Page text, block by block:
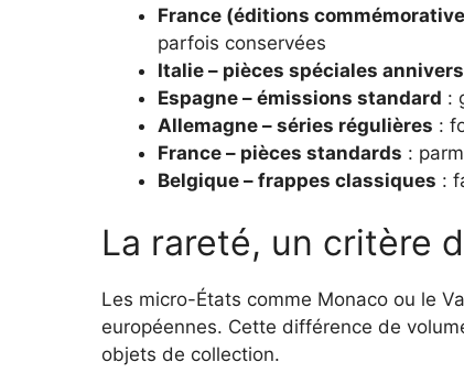
France (éditions
parfois conservées
Italie – pièces spéciales
Espagne – émissions standard :
Allemagne – séries régulières :
France – pièces standards :
Belgique – frappes classiques :
La rareté, un critère
Les micro-États comme Monaco ou le
européennes. Cette différence de
objets de collection.